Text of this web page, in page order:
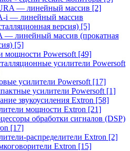
— линейный массив [2]
i — линейный массив
версия) [5]
— линейный массив (прокатная
[5]
мощности Powersoft [49]
усилители Powersoft
усилители Powersoft [17]
усилители Powersoft [1]
звукоусиления Extron [58]
мощности Extron [21]
обработки сигналов (DSP)
[17]
распределители Extron [2]
Extron [15]